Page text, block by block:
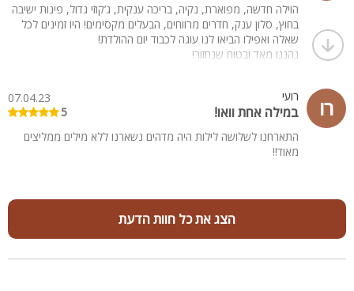
הוילה חדשה, מפוארת, נקיה, בריכה ענקית, ג’קוזי גדול, פינות ישיבה
בחוץ, סלון ענק, חדרים מרווחים, הבעלים מקסימים! היו זמינים לכל
שאלה ואפילו הביאו לנו עוגה לכבוד יום ההולדת!
נהננו מאד ובטוח שנחזור!
רו רועי
במילה אחת וואו!
07.04.23
5
התארחנו לשלושה לילות היה מדהים נשארנו ללא מילים ממליצים
מאוד!!
הצג את כל חוות הדעת